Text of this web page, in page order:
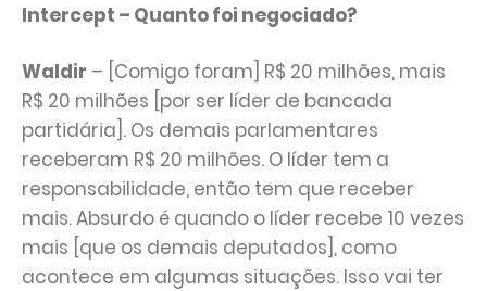
Intercept – Quanto foi negociado?
Waldir – [Comigo foram] R$ 20 milhões, mais
R$ 20 milhões [por ser líder de bancada
partidária]. Os demais parlamentares
receberam R$ 20 milhões. O líder tem a
responsabilidade, então tem que receber
mais. Absurdo é quando o líder recebe 10 vezes
mais [que os demais deputados], como
acontece em algumas situações. Isso vai ter